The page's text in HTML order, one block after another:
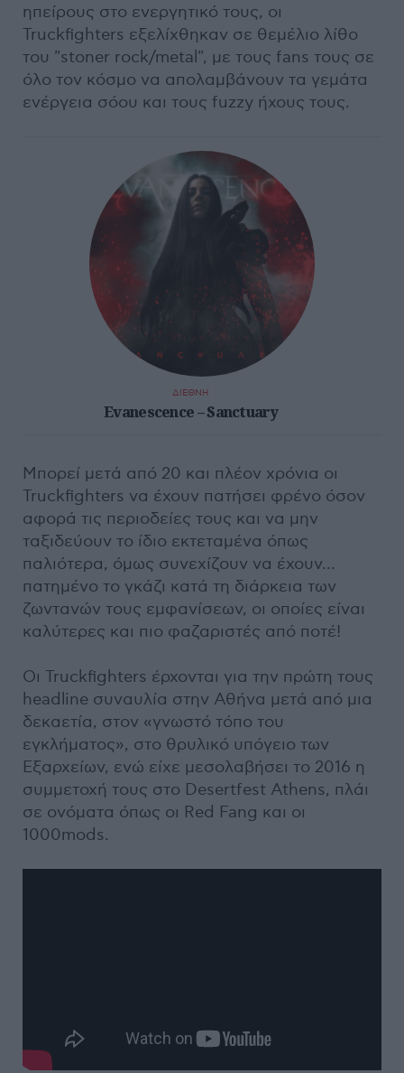
ηπείρους στο ενεργητικό τους, οι
Truckfighters εξελίχθηκαν σε θεμέλιο λίθο
του "stoner rock/metal", με τους fans τους σε
όλο τον κόσμο να απολαμβάνουν τα γεμάτα
ενέργεια σόου και τους fuzzy ήχους τους.
ΔΙΕΘΝΗ
Evanescence – Sanctuary
Μπορεί μετά από 20 και πλέον χρόνια οι
Truckfighters να έχουν πατήσει φρένο όσον
αφορά τις περιοδείες τους και να μην
ταξιδεύουν το ίδιο εκτεταμένα όπως
παλιότερα, όμως συνεχίζουν να έχουν...
πατημένο το γκάζι κατά τη διάρκεια των
ζωντανών τους εμφανίσεων, οι οποίες είναι
καλύτερες και πιο φαζαριστές από ποτέ!
Οι Truckfighters έρχονται για την πρώτη τους
headline συναυλία στην Αθήνα μετά από μια
δεκαετία, στον «γνωστό τόπο του
εγκλήματος», στο θρυλικό υπόγειο των
Εξαρχείων, ενώ είχε μεσολαβήσει το 2016 η
συμμετοχή τους στο Desertfest Athens, πλάι
σε ονόματα όπως οι Red Fang και οι
1000mods.